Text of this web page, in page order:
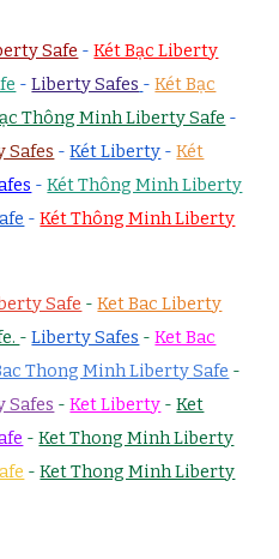
Safe -Két Bạc Liberty
-Liberty Safes -Két Bạc
Thông Minh Liberty Safe -
Safes -Két Liberty -Két
-Két Thông Minh Liberty
-Két Thông Minh Liberty
Safe -Ket Bac Liberty
-Liberty Safes -Ket Bac
Thong Minh Liberty Safe -
Safes -Ket Liberty -Ket
-Ket Thong Minh Liberty
-Ket Thong Minh Liberty